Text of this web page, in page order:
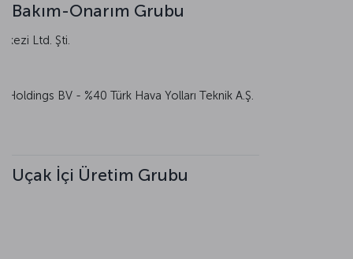
Bakım-Onarım Grubu
Ltd. Şti.
Holdings BV - %40 Türk Hava Yolları Teknik A.Ş.
Uçak İçi Üretim Grubu